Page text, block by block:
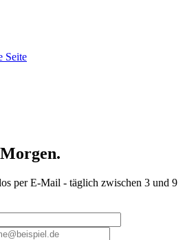
Seite
per E-Mail - täglich zwischen 3 und 9